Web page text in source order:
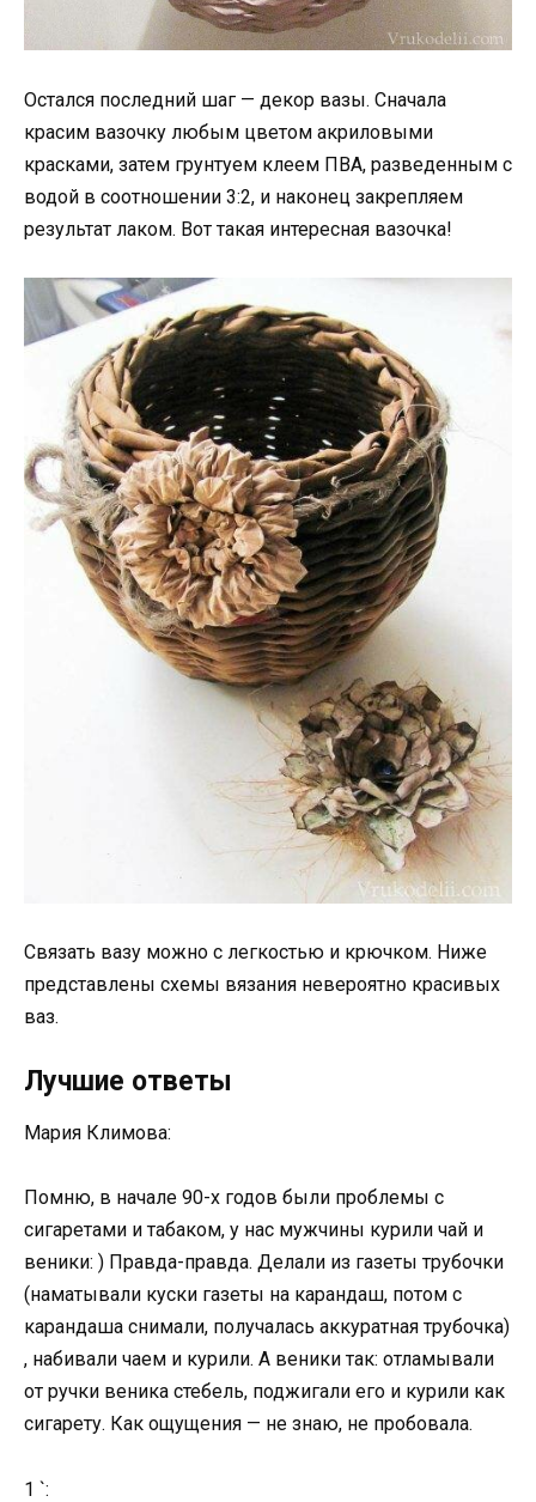
Остался последний шаг — декор вазы. Сначала
красим вазочку любым цветом акриловыми
красками, затем грунтуем клеем ПВА, разведенным с
водой в соотношении 3:2, и наконец закрепляем
результат лаком. Вот такая интересная вазочка!
Связать вазу можно с легкостью и крючком. Ниже
представлены схемы вязания невероятно красивых
ваз.
Лучшие ответы
Мария Климова:
Помню, в начале 90-х годов были проблемы с
сигаретами и табаком, у нас мужчины курили чай и
веники: ) Правда-правда. Делали из газеты трубочки
(наматывали куски газеты на карандаш, потом с
карандаша снимали, получалась аккуратная трубочка)
, набивали чаем и курили. А веники так: отламывали
от ручки веника стебель, поджигали его и курили как
сигарету. Как ощущения — не знаю, не пробовала.
1 `: